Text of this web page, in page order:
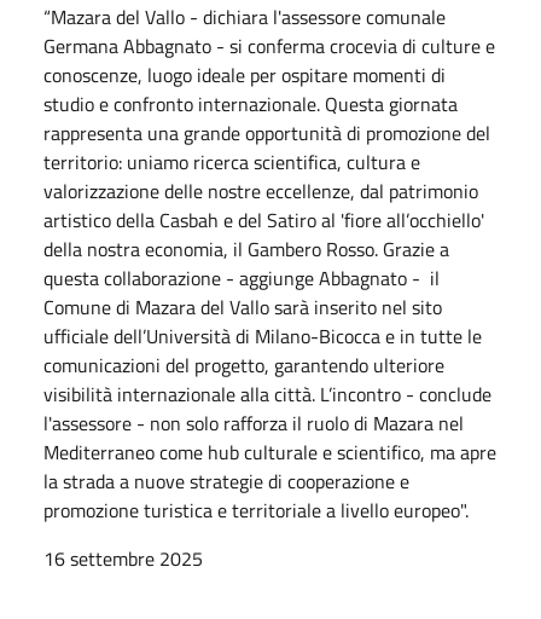
“Mazara del Vallo - dichiara l'assessore comunale
Germana Abbagnato - si conferma crocevia di culture e
conoscenze, luogo ideale per ospitare momenti di
studio e confronto internazionale. Questa giornata
rappresenta una grande opportunità di promozione del
territorio: uniamo ricerca scientifica, cultura e
valorizzazione delle nostre eccellenze, dal patrimonio
artistico della Casbah e del Satiro al 'fiore all’occhiello'
della nostra economia, il Gambero Rosso. Grazie a
questa collaborazione - aggiunge Abbagnato - il
Comune di Mazara del Vallo sarà inserito nel sito
ufficiale dell’Università di Milano-Bicocca e in tutte le
comunicazioni del progetto, garantendo ulteriore
visibilità internazionale alla città. L’incontro - conclude
l'assessore - non solo rafforza il ruolo di Mazara nel
Mediterraneo come hub culturale e scientifico, ma apre
la strada a nuove strategie di cooperazione e
promozione turistica e territoriale a livello europeo".
16 settembre 2025